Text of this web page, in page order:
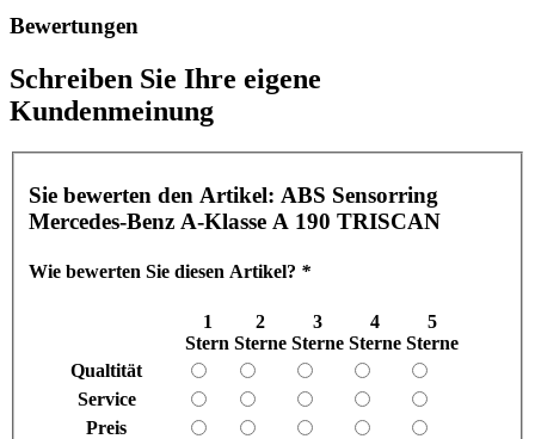
Bewertungen
Schreiben Sie Ihre eigene
Kundenmeinung
Sie bewerten den Artikel: ABS Sensorring
Mercedes-Benz A-Klasse A 190 TRISCAN
Wie bewerten Sie diesen Artikel? *
1
Stern
2
Sterne
3
Sterne
4
Sterne
5
Sterne
Qualtität
Service
Preis